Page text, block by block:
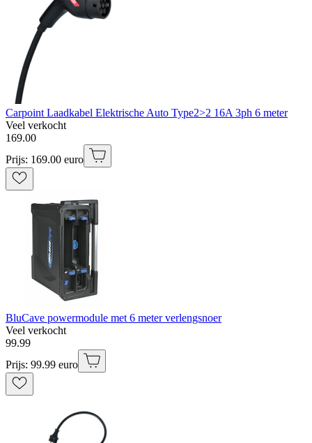
Carpoint Laadkabel Elektrische Auto Type2>2 16A 3ph 6 meter
Veel verkocht
169.00
Prijs: 169.00 euro
BluCave powermodule met 6 meter verlengsnoer
Veel verkocht
99.99
Prijs: 99.99 euro